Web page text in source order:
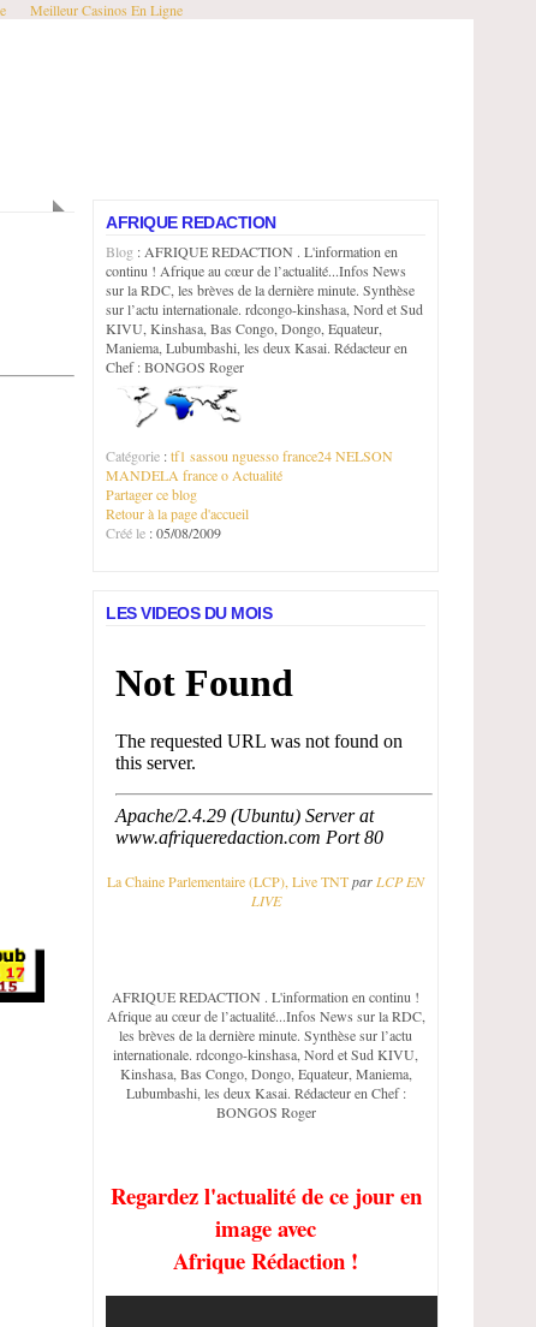
Meilleur Casinos En Ligne
AFRIQUE REDACTION
Blog : AFRIQUE REDACTION . L'information en
continu ! Afrique au cœur de l’actualité...Infos News
sur la RDC, les brèves de la dernière minute. Synthèse
sur l’actu internationale. rdcongo-kinshasa, Nord et Sud
KIVU, Kinshasa, Bas Congo, Dongo, Equateur,
Maniema, Lubumbashi, les deux Kasai. Rédacteur en
Chef : BONGOS Roger
Catégorie :tf1 sassou nguessofrance24NELSON
MANDELA france o Actualité
Partager ce blog
Retour à la page d'accueil
Créé le : 05/08/2009
LES VIDEOS DU MOIS
La Chaine Parlementaire (LCP), Live TNTpar LCP EN
LIVE
AFRIQUE REDACTION . L'information en continu !
Afrique au cœur de l’actualité...Infos News sur la RDC,
les brèves de la dernière minute. Synthèse sur l’actu
internationale. rdcongo-kinshasa, Nord et Sud KIVU,
Kinshasa, Bas Congo, Dongo, Equateur, Maniema,
Lubumbashi, les deux Kasai. Rédacteur en Chef :
BONGOS Roger
Regardez l'actualité de ce jour en
image avec
Afrique Rédaction !